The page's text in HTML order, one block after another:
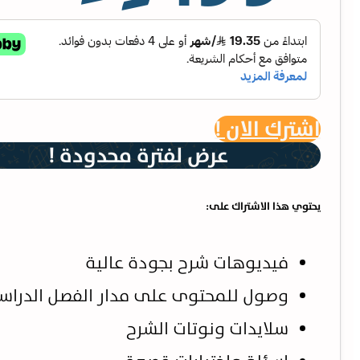
اشترك الان !
عرض لفترة محدودة !
يحتوي هذا الاشتراك على:
فيديوهات شرح بجودة عالية
وصول للمحتوى على مدار الفصل
سلايدات ونوتات الشرح